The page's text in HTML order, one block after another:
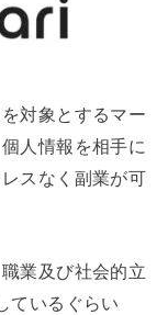
対象とするマー
人情報を相手に
スなく副業が可
業及び社会的立
ているぐらい